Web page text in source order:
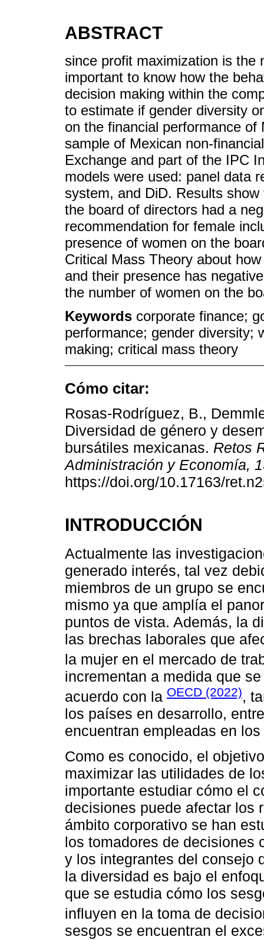
ABSTRACT
since profit maximization is the
important to know how the
decision making within the
to estimate if gender diversity
on the financial performance
sample of Mexican non-
Exchange and part of the IPC
models were used: panel data
system, and DiD. Results
the board of directors had a
recommendation for female
presence of women on the
Critical Mass Theory about
and their presence has
the number of women on the
Keywords corporate finance;
performance; gender diversity;
making; critical mass theory
Cómo citar:
Rosas-Rodríguez, B.,
Diversidad de género y
bursátiles mexicanas. Retos
Administración y Economía,
https://doi.org/10.17163/
INTRODUCCIÓN
Actualmente las
generado interés, tal vez
miembros de un grupo se
mismo ya que amplía el
puntos de vista. Además, la
las brechas laborales que
la mujer en el mercado de
incrementan a medida que
acuerdo con la OECD (2022),
los países en desarrollo,
encuentran empleadas en
Como es conocido, el
maximizar las utilidades de
importante estudiar cómo el
decisiones puede afectar los
ámbito corporativo se han
los tomadores de decisiones
y los integrantes del consejo
la diversidad es bajo el
que se estudia cómo los
influyen en la toma de
sesgos se encuentran el